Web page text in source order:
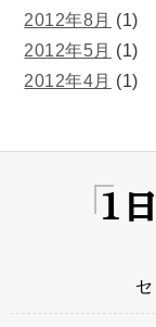
2012年8月 (1)
2012年5月 (1)
2012年4月 (1)